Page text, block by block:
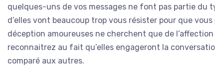
quelques-uns de vos messages ne font pas partie du
d’elles vont beaucoup trop vous résister pour que
déception amoureuses ne cherchent que de
reconnaitrez au fait qu’elles engageront la
comparé aux autres.